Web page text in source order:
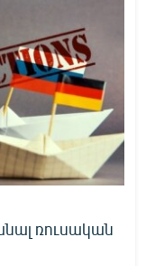
ռուսական